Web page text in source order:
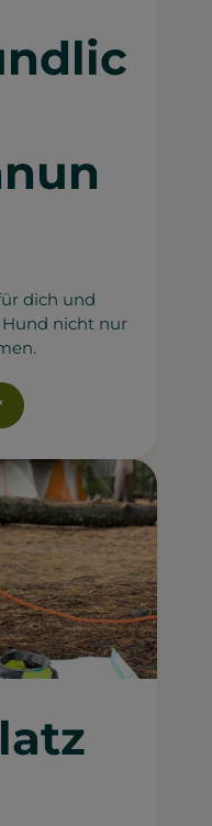
dich und
Hund nicht nur